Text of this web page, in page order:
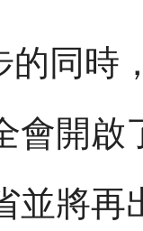
的同時
會開
並將再